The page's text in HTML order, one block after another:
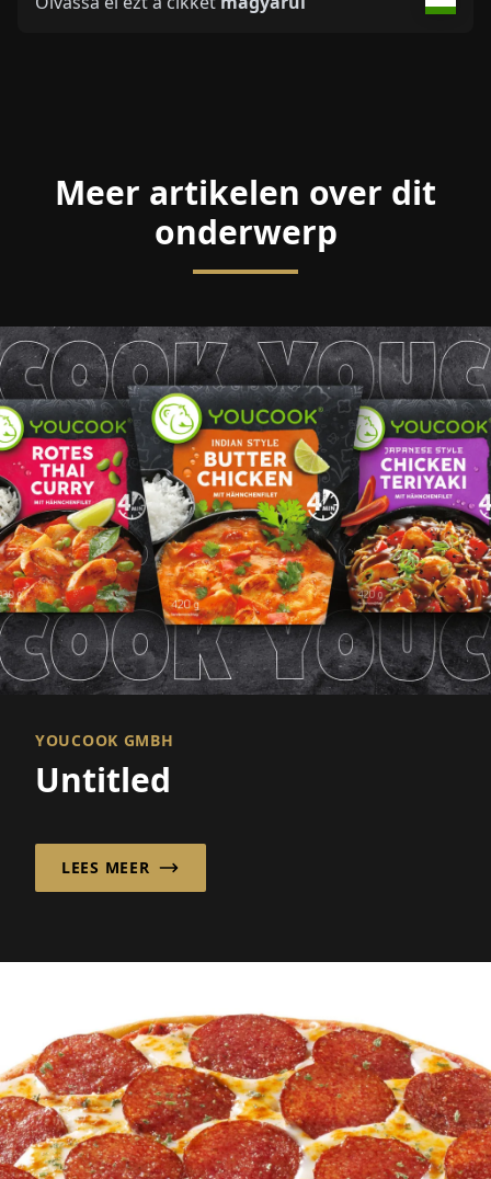
Meer artikelen over dit
onderwerp
YOUCOOK GMBH
Untitled
LEES MEER